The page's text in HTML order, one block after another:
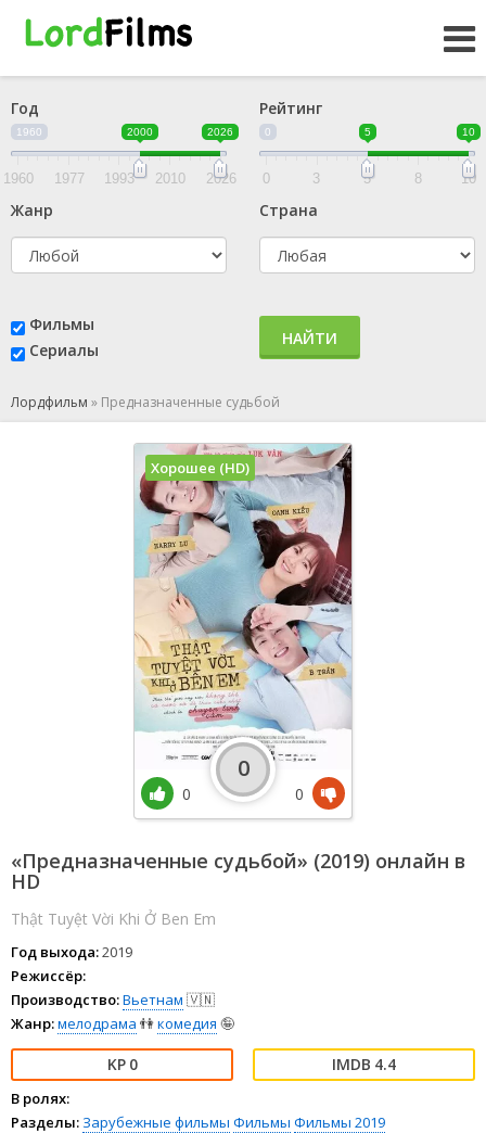
Год
1960 2000 2026
1960 1977 1993 2010 2026
Рейтинг
0 5 10
0 3 5 8 10
Жанр Страна
Фильмы
Сериалы
НАЙТИ
Лордфильм » Предназначенные судьбой
«Предназначенные судьбой» (2019) онлайн в
HD
Thật Tuyệt Vời Khi Ở Ben Em
Год выхода:2019
Режиссёр:
Производство:Вьетнам 🇻🇳
Жанр:мелодрама 👫комедия 🤪
0 4.4
В ролях:
Разделы: Зарубежные фильмы Фильмы Фильмы 2019
Хорошее (HD)
0
0
0